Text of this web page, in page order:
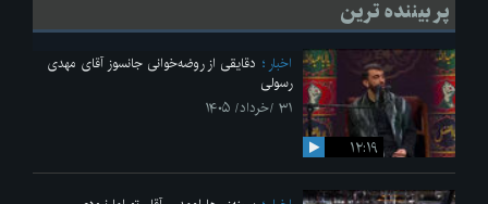
پر بیننده ترین
۱۲:۱۹
اخبار
دقایقی از روضه‌خوانی جانسوز آقای مهدی
رسولی
۳۱ /خرداد/ ۱۴۰۵